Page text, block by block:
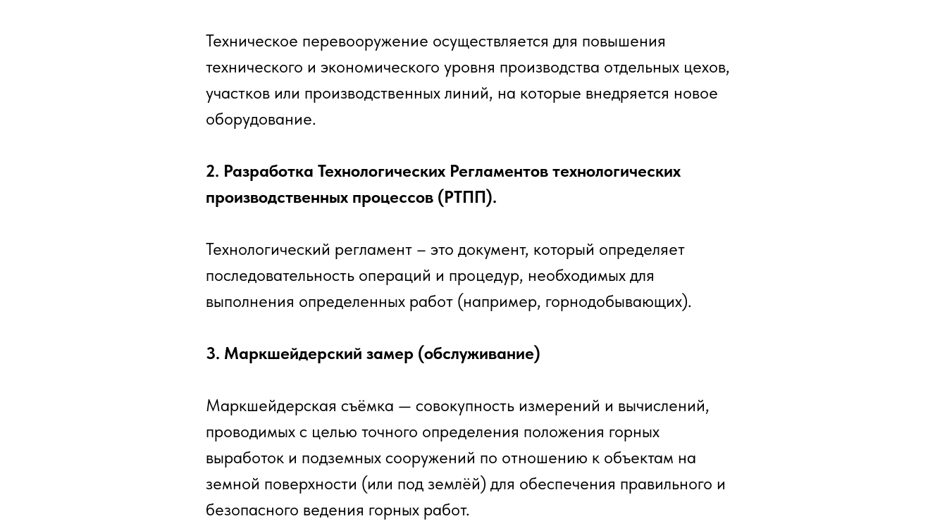
Техническое перевооружение осуществляется для повышения
технического и экономического уровня производства отдельных цехов,
участков или производственных линий, на которые внедряется новое
оборудование.
2. Разработка Технологических Регламентов технологических
производственных процессов (РТПП).
Технологический регламент – это документ, который определяет
последовательность операций и процедур, необходимых для
выполнения определенных работ (например, горнодобывающих).
3. Маркшейдерский замер (обслуживание)
Маркшейдерская съёмка — совокупность измерений и вычислений,
проводимых с целью точного определения положения горных
выработок и подземных сооружений по отношению к объектам на
земной поверхности (или под землёй) для обеспечения правильного и
безопасного ведения горных работ.